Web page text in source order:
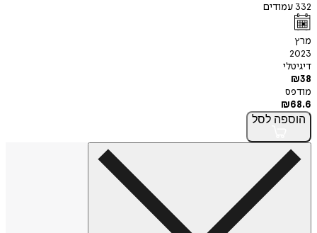
332 עמודים
מרץ
2023
דיגיטלי
₪38
מודפס
₪68.6
הוספה לסל